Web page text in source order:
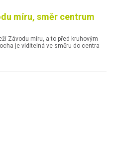
míru, směr centrum
Závodu míru, a to před kruhovým
je viditelná ve směru do centra